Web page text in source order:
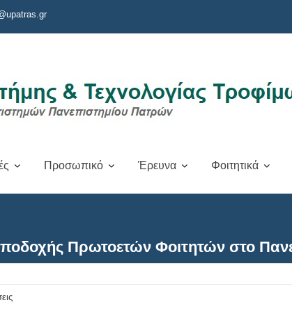
Προσωπικό Έρευνα Φοιτητικά
Πρωτοετών Φοιτητών στο